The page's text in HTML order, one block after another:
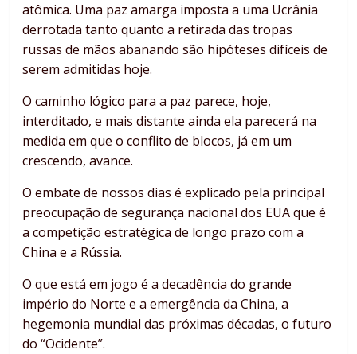
atômica. Uma paz amarga imposta a uma Ucrânia
derrotada tanto quanto a retirada das tropas
russas de mãos abanando são hipóteses difíceis de
serem admitidas hoje.
O caminho lógico para a paz parece, hoje,
interditado, e mais distante ainda ela parecerá na
medida em que o conflito de blocos, já em um
crescendo, avance.
O embate de nossos dias é explicado pela principal
preocupação de segurança nacional dos EUA que é
a competição estratégica de longo prazo com a
China e a Rússia.
O que está em jogo é a decadência do grande
império do Norte e a emergência da China, a
hegemonia mundial das próximas décadas, o futuro
do “Ocidente”.